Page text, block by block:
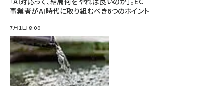
事業者がAI時代に取り組むべき6つのポイント
7月1日 8:00